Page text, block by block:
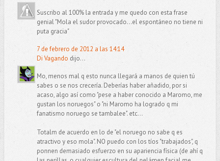
Suscribo al 100% la entrada y me quedo con esta frase
genial "Mola el sudor provocado…el espontáneo no tiene ni
puta gracia"
7 de febrero de 2012 a las 14:14
Di Vagando dijo...
Mo, menos mal q esto nunca llegará a manos de quien tú
sabes o se nos crecería. Deberías haber añadido, por si
acaso, algo así como "pese a haber conocido a Maromo, me
gustan los noruegos" o "ni Maromo ha logrado q mi
fanatismo noruego se tambalee". etc...
Totalm de acuerdo en lo de "el noruego no sabe q es
atractivo y eso mola". NO puedo con los tíos "trabajados", q
ponnen demasiado esfuerzo en su apariencia física (de ahí q